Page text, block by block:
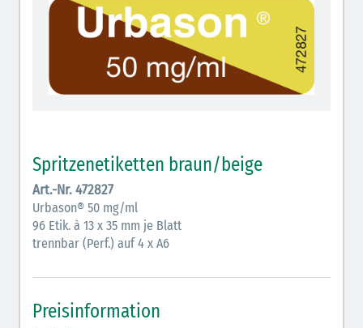
Opiate/Opioide (hellblau)
Opioid-Antagonisten (hellblau schraffiert)
Lokalanästhetika (grau)
schraffiert)
Anticholinergika (hellgrün)
Cholinergika (hellgrün schraffiert)
Spritzenetiketten braun/beige
Art.-Nr. 472827
Urbason® 50 mg/ml
96 Etik. à 13 x 35 mm je Blatt
trennbar (Perf.) auf 4 x A6
Preisinformation